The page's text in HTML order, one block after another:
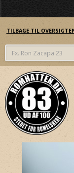
TILBAGE TIL